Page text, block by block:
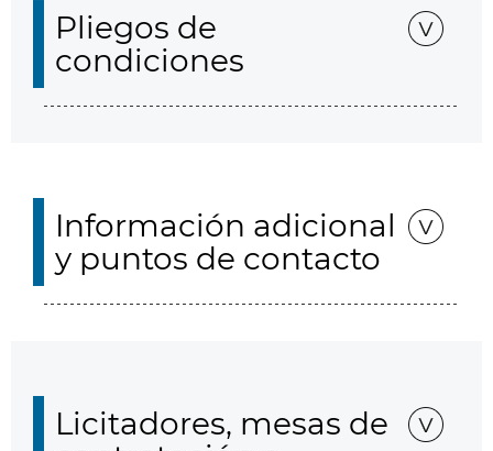
Pliegos de
condiciones
Información adicional
y puntos de contacto
Licitadores, mesas de